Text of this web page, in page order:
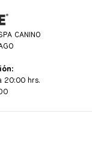
CANINO
20:00 hrs.